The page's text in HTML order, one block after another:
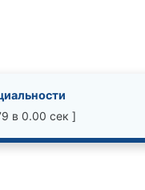
в 0.00 сек ]